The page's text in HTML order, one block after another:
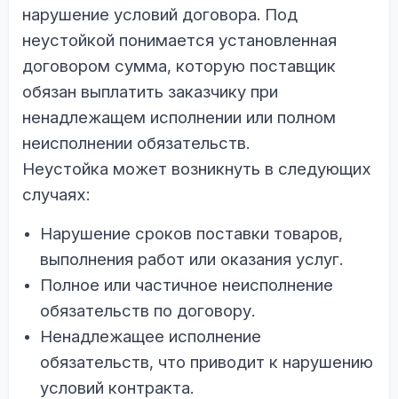
нарушение условий договора. Под
неустойкой понимается установленная
договором сумма, которую поставщик
обязан выплатить заказчику при
ненадлежащем исполнении или полном
неисполнении обязательств.
Неустойка может возникнуть в следующих
случаях:
Нарушение сроков поставки товаров,
выполнения работ или оказания услуг.
Полное или частичное неисполнение
обязательств по договору.
Ненадлежащее исполнение
обязательств, что приводит к нарушению
условий контракта.